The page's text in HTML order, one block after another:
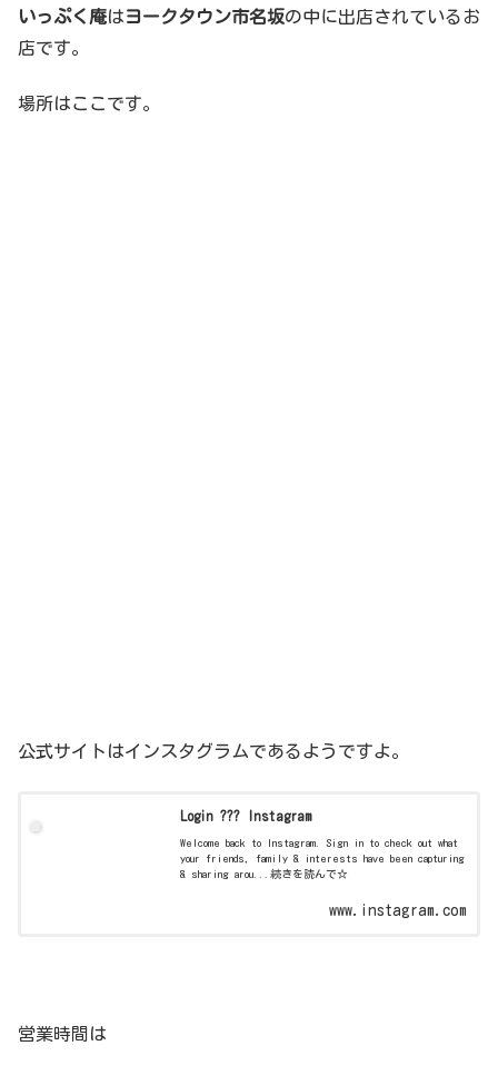
いっぷく庵はヨークタウン市名坂の中に出店されているお
店です。
場所はここです。
公式サイトはインスタグラムであるようですよ。
Login ??? Instagram
Welcome back to Instagram. Sign in to check out what
your friends, family & interests have been capturing
& sharing arou...続きを読んで☆
www.instagram.com
営業時間は